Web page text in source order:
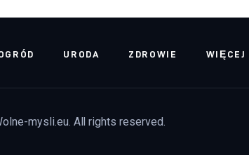
URODA ZDROWIE WIĘCEJ
mysli.eu. All rights reserved.